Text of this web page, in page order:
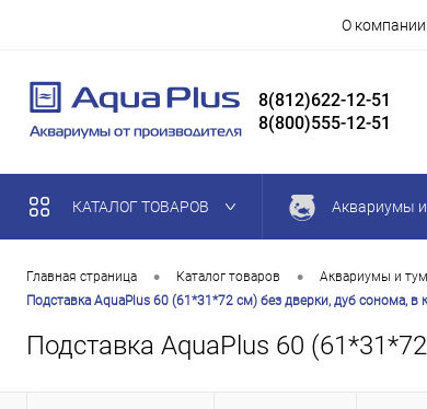
О компании
8(812)622-12-51
8(800)555-12-51
КАТАЛОГ ТОВАРОВ Аквариумы
Главная страница • Каталог товаров • Аквариумы и
Подставка AquaPlus 60 (61*31*72 см) без дверки, дуб сонома,
Подставка AquaPlus 60